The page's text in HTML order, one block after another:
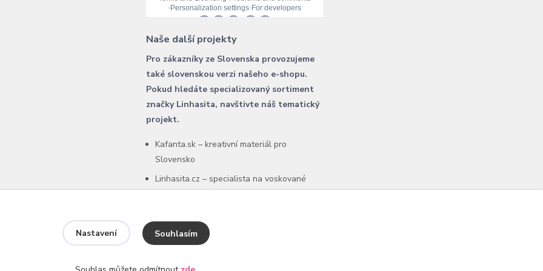
Naše další projekty
Pro zákazníky ze Slovenska provozujeme
také slovenskou verzi našeho e-shopu.
Pokud hledáte specializovaný sortiment
značky Linhasita, navštivte náš tematický
projekt.
Kafanta.sk – kreativní materiál pro
Slovensko
Linhasita.cz – specialista na voskované
šňůry Linhasita
Nastavení Souhlasím